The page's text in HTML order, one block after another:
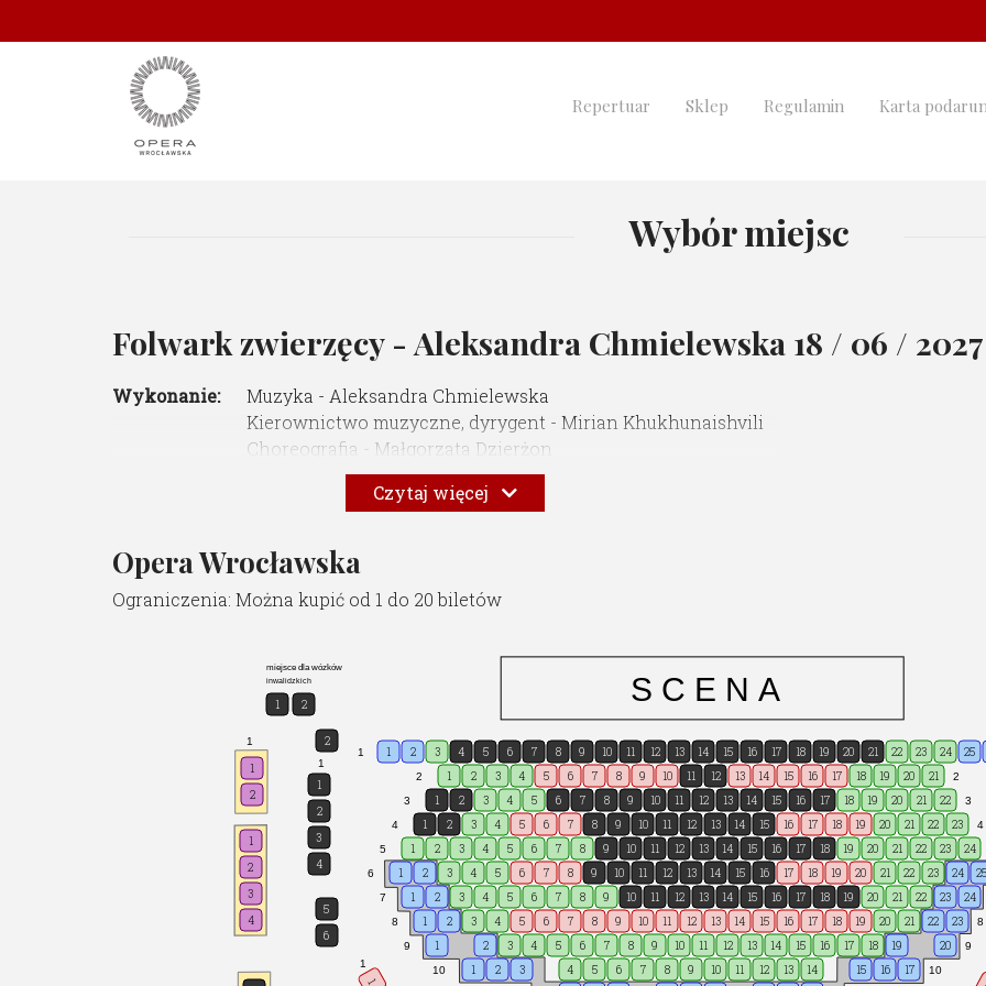
Repertuar Sklep Regulamin Karta
Wybór miejsc
Folwark zwierzęcy - Aleksandra Chmielewska 18 / 06 /
Wykonanie:
Muzyka - Aleksandra Chmielewska
Kierownictwo muzyczne, dyrygent - Mirian Khukhunaishvili
Choreografia - Małgorzata Dzierżon
Autor plakatu - Aleksandra Morawiak
Orkiestra Opery Wrocławskiej
Czytaj więcej
Opera Wrocławska
Ograniczenia: Można kupić od 1 do 20 biletów
1
S C E N A
1
2
3
4
5
6
7
8
9
10
2
3
4
8
9
10
1
1
inwalidzkich
miejsce dla wózków
1
1 2
2
1 2 3 4 5 6 7 8 9 10 11 12 13 14 15 16 17 18 19 20 21 22 23 24 25
1
2
3
4
5
6
1
1 2 3 4 5 6 7 8 9 10 11 12 13 14 15 16 17 18 19 20 21
2 1 2 3 4 5 6 7 8 9 10 11 12 13 14 15 16 17 18 19 20 21 22
1 2 3 4 5 6 7 8 9 10 11 12 13 14 15 16 17 18 19 20 21 22 23
1 2 3 4 5 6 7 8 9 10 11 12 13 14 15 16 17 18 19 20 21 22 23 24
1 2 3 4 5 6 7 8 9 10 11 12 13 14 15 16 17 18 19 20 21 22 23 24 25
1 2 3 4 5 6 7 8 9 10 11 12 13 14 15 16 17 18 19 20 21 22 23
24
1
2 3 4 5 6 7 8 9 10 11 12 13 14 15 16 17 18 19 20 21 22 23
1 2 3 4 5 6 7 8 9 10 11 12 13 14 15 16 17 18 19 20
1
2
3
4
1 2 3 4 5 6 7 8 9 10 11 12 13 14 15 16 17